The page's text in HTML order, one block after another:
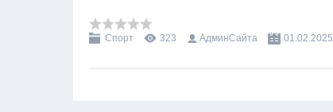
Спорт 323 АдминСайта 01.02.2025